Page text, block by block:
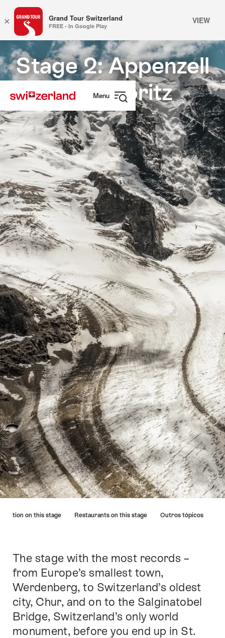
Navegar
em
myswitzerland.com
Navegação
rápida
Menu
navegação
Stage 2: Appenzell
– St. Moritz
leva
diretamente
aos
pontos
correspondentes
desta
página.
on this stage Restaurants on this stage Outros tópicos
Introdução
The stage with the most records –
from Europe’s smallest town,
Werdenberg, to Switzerland’s oldest
city, Chur, and on to the Salginatobel
Bridge, Switzerland’s only world
monument, before you end up in St.
× Grand Tour Switzerland
FREE - In Google Play
VIEW